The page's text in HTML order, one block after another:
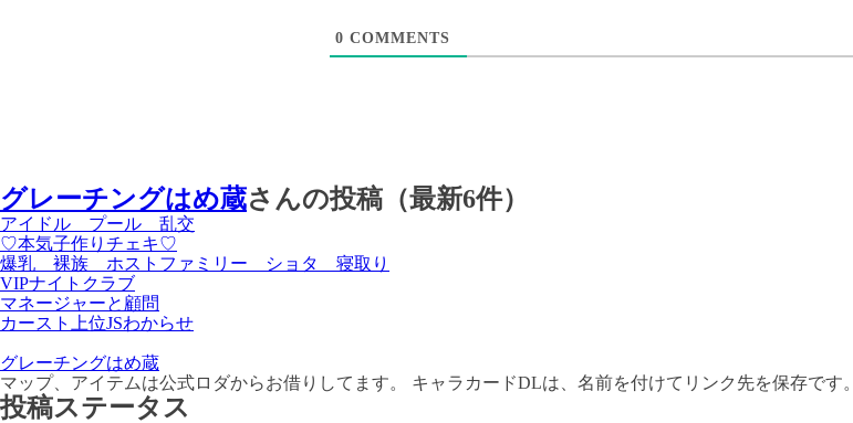
0 COMMENTS
グレーチングはめ蔵さんの投稿（最新6件）
アイドル プール 乱交
♡本気子作りチェキ♡
爆乳 裸族 ホストファミリー ショタ 寝取り
VIPナイトクラブ
マネージャーと顧問
カースト上位JSわからせ
グレーチングはめ蔵
マップ、アイテムは公式ロダからお借りしてます。 キャラカードDLは、名前を付けてリンク先を保存です。
投稿ステータス